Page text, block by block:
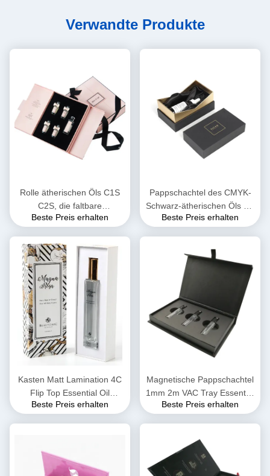
Verwandte Produkte
Rolle ätherischen Öls C1S
C2S, die faltbare
Geschenkboxen mit Band
Beste Preis erhalten
Pappschachtel des CMYK-
Schwarz-ätherischen Öls mit
Deckel 2.5mm
Beste Preis erhalten
Kasten Matt Lamination 4C
Flip Top Essential Oil
Cardboard
Beste Preis erhalten
Magnetische Pappschachtel
1mm 2m VAC Tray Essential
Oil Bottle Packaging 2.5mm
Beste Preis erhalten